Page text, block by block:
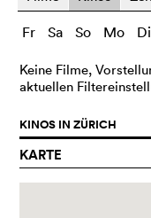
Fr Sa So Mo Di
Keine Filme,
aktuellen
KINOS IN ZÜRICH
KARTE